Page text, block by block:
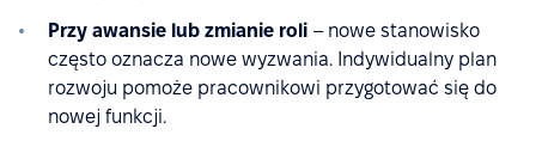
Przy awansie lub zmianie roli – nowe stanowisko
często oznacza nowe wyzwania. Indywidualny plan
rozwoju pomoże pracownikowi przygotować się do
nowej funkcji.